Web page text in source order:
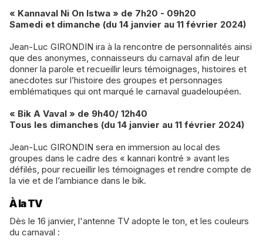
« Kannaval Ni On Istwa » de 7h20 - 09h20
Samedi et dimanche (du 14 janvier au 11 février 2024)
Jean-Luc GIRONDIN ira à la rencontre de personnalités ainsi
que des anonymes, connaisseurs du carnaval afin de leur
donner la parole et recueillir leurs témoignages, histoires et
anecdotes sur l’histoire des groupes et personnages
emblématiques qui ont marqué le carnaval guadeloupéen.
« Bik A Vaval » de 9h40/ 12h40
Tous les dimanches (du 14 janvier au 11 février 2024)
Jean-Luc GIRONDIN sera en immersion au local des
groupes dans le cadre des « kannari kontré » avant les
défilés, pour recueillir les témoignages et rendre compte de
la vie et de l’ambiance dans le bik.
À la TV
Dès le 16 janvier, l'antenne TV adopte le ton, et les couleurs
du carnaval :